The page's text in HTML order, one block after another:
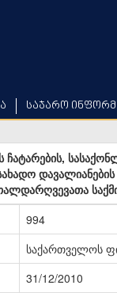
საჯარო
994
საქართველოს
31/12/2010